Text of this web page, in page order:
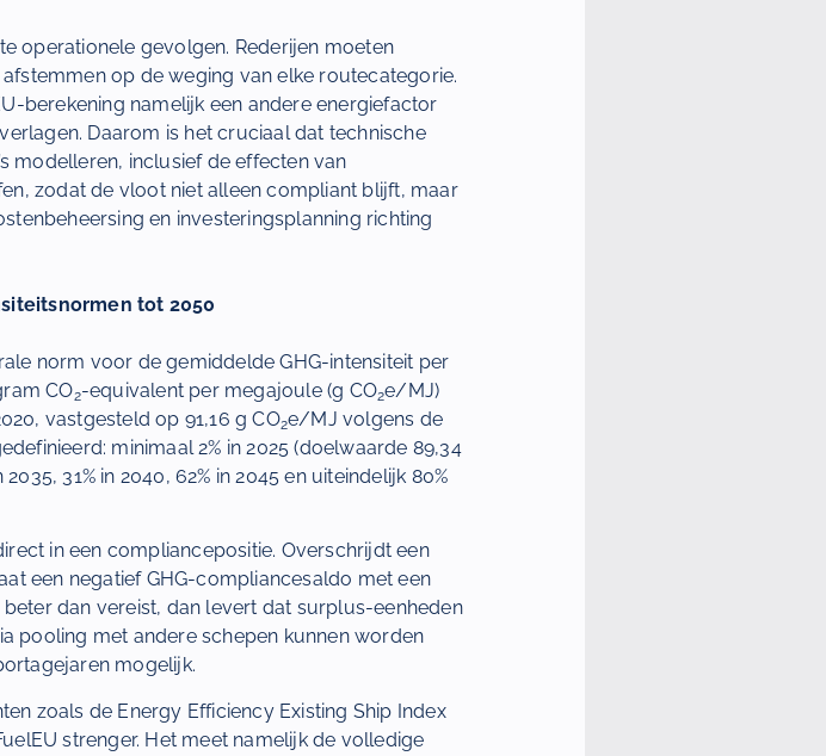
operationele gevolgen. Rederijen moeten
op de weging van elke routecategorie.
berekening namelijk een andere energiefactor
Daarom is het cruciaal dat technische
modelleren, inclusief de effecten van
zodat de vloot niet alleen compliant blijft, maar
en investeringsplanning richting
tot 2050
norm voor de gemiddelde GHG-intensiteit per
CO2-equivalent per megajoule (g CO2e/MJ)
vastgesteld op 91,16 g CO2e/MJ volgens de
minimaal 2% in 2025 (doelwaarde 89,34
31% in 2040, 62% in 2045 en uiteindelijk 80%
in een compliancepositie. Overschrijdt een
een negatief GHG-compliancesaldo met een
dan vereist, dan levert dat surplus-eenheden
pooling met andere schepen kunnen worden
mogelijk.
zoals de Energy Efficiency Existing Ship Index
strenger. Het meet namelijk de volledige